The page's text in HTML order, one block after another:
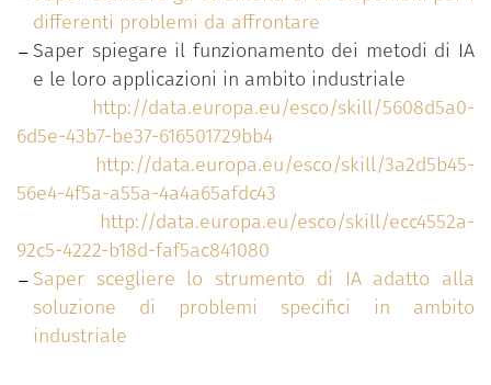
Il corso, della durata di 25 ore, è organizzato in 4
week/settimane, ognuna dedicata alla scoperta del
legame tra il mondo dell’Industria e l’IA:
Industria 5.0 e IA
Risolvere problemi con l’IA
I metodi dell'IA
Applicazioni dell’AI nell’industria
Ogni settimana sarà composta da videolezioni,
materiale interattivo e, di studio personale per
approfondire le tematiche trattate.
L’apprendimento dei concetti sarà verificato tramite
differenti problemi da affrontare
Saper spiegare il funzionamento dei metodi di IA
e le loro applicazioni in ambito industriale
http://data.europa.eu/esco/skill/5608d5a0-
6d5e-43b7-be37-616501729bb4
http://data.europa.eu/esco/skill/3a2d5b45-
56e4-4f5a-a55a-4a4a65afdc43
http://data.europa.eu/esco/skill/ecc4552a-
92c5-4222-b18d-faf5ac841080
Saper scegliere lo strumento di IA adatto alla
soluzione di problemi specifici in ambito
industriale